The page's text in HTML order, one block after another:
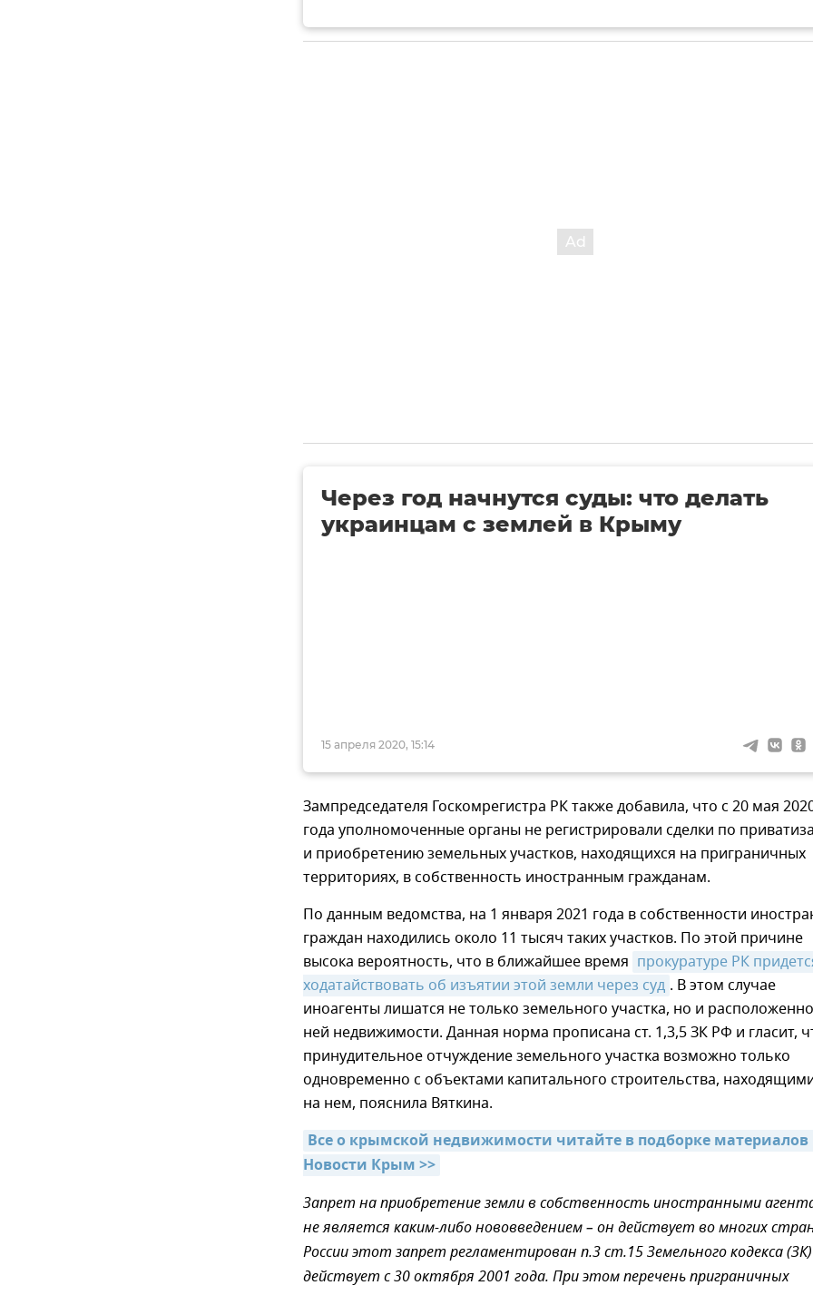
15 апреля 2020, 15:14
Через год начнутся суды: что делать
украинцам с землей в Крыму
Зампредседателя Госкомрегистра РК также добавила, что с 20 мая
года уполномоченные органы не регистрировали сделки по
и приобретению земельных участков, находящихся на приграничных
территориях, в собственность иностранным гражданам.
По данным ведомства, на 1 января 2021 года в собственности
граждан находились около 11 тысяч таких участков. По этой причине
высока вероятность, что в ближайшее время прокуратуре РК
ходатайствовать об изъятии этой земли через суд . В этом случае
иноагенты лишатся не только земельного участка, но и
ней недвижимости. Данная норма прописана ст. 1,3,5 ЗК РФ и гласит,
принудительное отчуждение земельного участка возможно только
одновременно с объектами капитального строительства,
на нем, пояснила Вяткина.
Все о крымской недвижимости читайте в подборке
Новости Крым >>
Запрет на приобретение земли в собственность иностранными
не является каким-либо нововведением – он действует во многих
России этот запрет регламентирован п.3 ст.15 Земельного кодекса
действует с 30 октября 2001 года. При этом перечень приграничных